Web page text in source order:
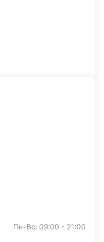
Пн-Вс: 09:00 - 21:00